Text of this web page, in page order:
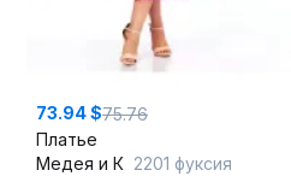
73.94 $75.76
Платье
Медея и К 2201 фуксия